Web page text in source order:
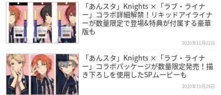
「あんスタ」Knights ×「ラブ・ライナ
ー」コラボ詳細解禁！リキッドアイライナ
ーが数量限定で登場&特典が付属する豪華
版も
2020年11月02日
「あんスタ」Knights ×「ラブ・ライナ
ー」コラボパッケージが数量限定発売！描
き下ろしを使用したSPムービーも
2020年10月28日